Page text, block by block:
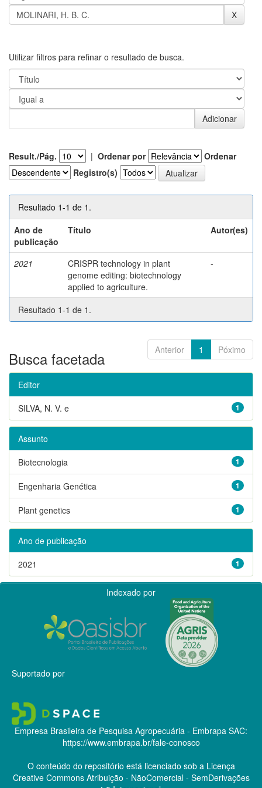
Utilizar filtros para refinar o resultado de busca.
Result./Pág. | Ordenar por
Ordenar
Registro(s)
Resultado 1-1 de 1.
Ano de
publicação
Título Autor(es)
2021
CRISPR technology in plant
genome editing: biotechnology
applied to agriculture.
-
Resultado 1-1 de 1.
Anterior 1 Póximo
Busca facetada
Editor
1
SILVA, N. V. e
Assunto
1
Biotecnologia
1
Engenharia Genética
1
Plant genetics
Ano de publicação
1
2021
Indexado por
Suportado por
Empresa Brasileira de Pesquisa Agropecuária - Embrapa SAC:
https://www.embrapa.br/fale-conosco
O conteúdo do repositório está licenciado sob a Licença
Creative CommonsAtribuição - NãoComercial - SemDerivações